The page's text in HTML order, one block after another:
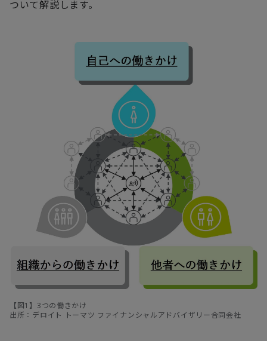
ついて解説します。
【図1】3つの働きかけ
出所：デロイト トーマツ ファイナンシャルアドバイザリー合同会社